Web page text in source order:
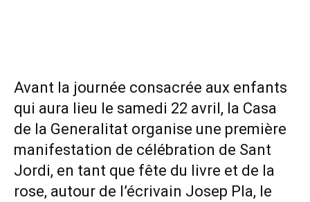
Avant la journée consacrée aux enfants
qui aura lieu le samedi 22 avril, la Casa
de la Generalitat organise une première
manifestation de célébration de Sant
Jordi, en tant que fête du livre et de la
rose, autour de l’écrivain Josep Pla, le